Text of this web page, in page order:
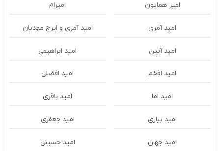
امير همايون اميرام
امید آمری امید آمری و ایرج مهدیان
امید آیین امید ابراهیمی
امید افخم امید افضلی
امید اما امید باقری
امید بیاری امید جعفری
امید جهان امید حسینی